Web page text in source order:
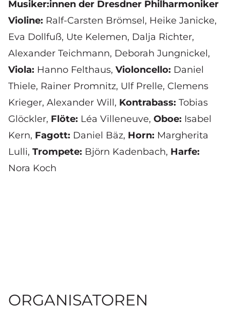
Musiker:innen der Dresdner Philharmoniker
Violine: Ralf-Carsten Brömsel, Heike Janicke,
Eva Dollfuß, Ute Kelemen, Dalja Richter,
Alexander Teichmann, Deborah Jungnickel,
Viola: Hanno Felthaus, Violoncello: Daniel
Thiele, Rainer Promnitz, Ulf Prelle, Clemens
Krieger, Alexander Will, Kontrabass: Tobias
Glöckler, Flöte: Léa Villeneuve, Oboe: Isabel
Kern, Fagott: Daniel Bäz, Horn: Margherita
Lulli, Trompete: Björn Kadenbach, Harfe:
Nora Koch
ORGANISATOREN